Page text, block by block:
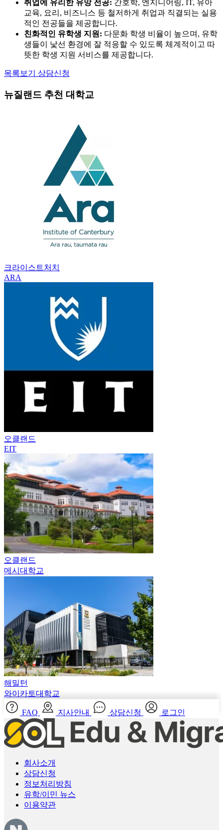
들과 긴밀한 네트워크를 맺고 있어 실습 및 취업 기회가
풍부합니다.
취업에 유리한 유망 전공:간호학, 엔지니어링, IT, 유아
교육, 요리, 비즈니스 등 철저하게 취업과 직결되는 실용
적인 전공들을 제공합니다.
친화적인 유학생 지원:다문화 학생 비율이 높으며, 유학
뜻한 학생 지원 서비스를 제공합니다.
목록보기 상담신청
오클랜드
EIT
해밀턴
와이카토대학교
FAQ 지사안내 상담신청 로그인
회사소개
상담신청
정보처리방침
이용약관